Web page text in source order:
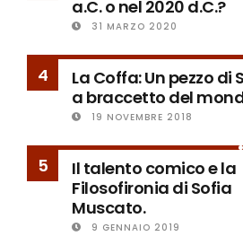
a.C. o nel 2020 d.C.?
31 MARZO 2020
4
La Coffa: Un pezzo di
a braccetto del
19 NOVEMBRE 2018
5
Il talento comico e la
Filosofironia di Sofia
Muscato.
9 GENNAIO 2019